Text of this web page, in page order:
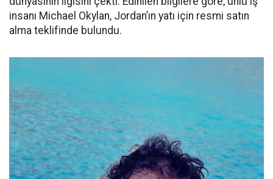
insanı Michael Okylan, Jordan’ın yatı için resmi satın
alma teklifinde bulundu.